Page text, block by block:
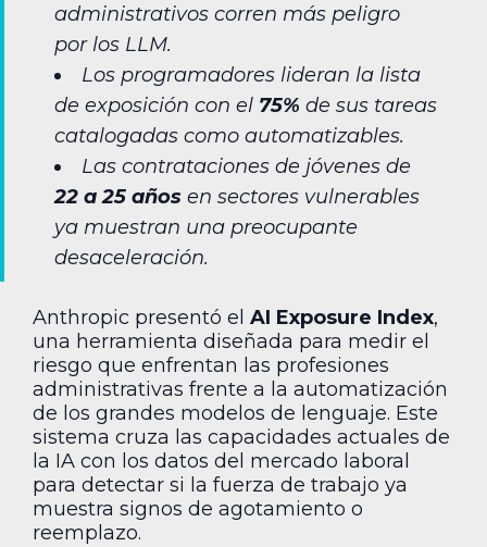
administrativos corren más peligro
por los LLM.
Los programadores lideran la lista
de exposición con el 75% de sus tareas
catalogadas como automatizables.
Las contrataciones de jóvenes de
22 a 25 años en sectores vulnerables
ya muestran una preocupante
desaceleración.
Anthropic presentó el AI Exposure Index,
una herramienta diseñada para medir el
riesgo que enfrentan las profesiones
administrativas frente a la automatización
de los grandes modelos de lenguaje. Este
sistema cruza las capacidades actuales de
la IA con los datos del mercado laboral
para detectar si la fuerza de trabajo ya
muestra signos de agotamiento o
reemplazo.